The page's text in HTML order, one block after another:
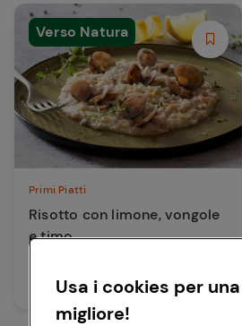
Verso Natura
Primi Piatti
Risotto con limone, vongole
e timo
160 min Media
Usa i cookies per
migliore!